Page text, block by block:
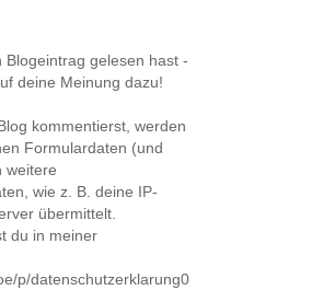
Blogeintrag gelesen hast -
deine Meinung dazu!
kommentierst, werden
Formulardaten (und
weitere
wie z. B. deine IP-
übermittelt.
du in meiner
p/datenschutzerklarung0